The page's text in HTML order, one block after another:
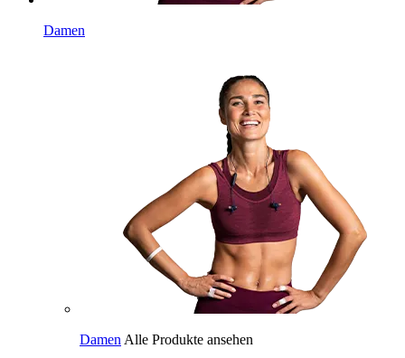
Damen
Damen Alle Produkte ansehen